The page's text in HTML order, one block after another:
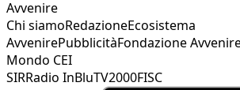
Avvenire
Chi siamoRedazioneEcosistema
AvvenirePubblicitàFondazione
Mondo CEI
SIRRadio InBluTV2000FISC